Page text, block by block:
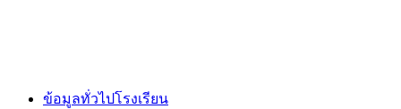
ข้อมูลทั่วไปโรงเรียน